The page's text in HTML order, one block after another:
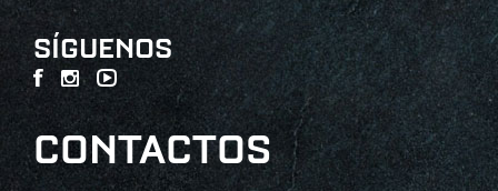
SÍGUENOS
CONTACTOS